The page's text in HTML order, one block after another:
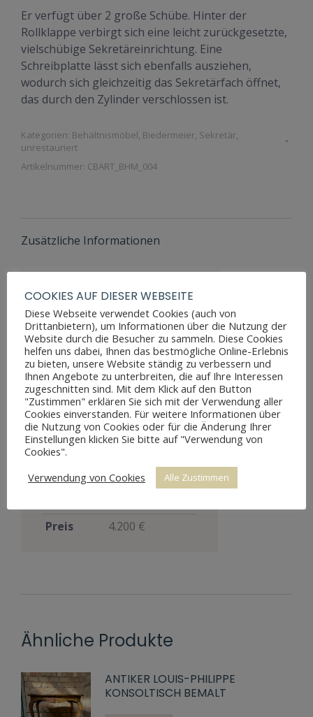
Er verfügt über 2 große Schübe. Hinter der
Rollklappe verbirgt sich eine leicht zurückgesetzte,
vielschübige Sekretäreinrichtung. Eine
Schreibplatte lässt sich ebenfalls ausziehen,
wodurch sich gleichzeitig das Sekretärfach öffnet,
das durch den Zylinder verschlossen ist.
Kategorien: Behältnismöbel, Biedermeier, Sekretär,
unrestauriert
Artikelnummer: CBART_BHM_004
Zusätzliche Informationen
Maße
Höhe
112 cm
Maße
Breite
61 cm
Maße
Tiefe
122 cm
Möbelart
Sekretär
Stil
Biedermeier
Zustand
in Ordnung,
leichte
Preis
4.200 €
Ähnliche Produkte
ANTIKER LOUIS-PHILIPPE
KONSOLTISCH BEMALT
COOKIES AUF DIESER WEBSEITE
Diese Webseite verwendet Cookies (auch von
Drittanbietern), um Informationen über die Nutzung der
Website durch die Besucher zu sammeln. Diese Cookies
helfen uns dabei, Ihnen das bestmögliche Online-Erlebnis
zu bieten, unsere Website ständig zu verbessern und
Ihnen Angebote zu unterbreiten, die auf Ihre Interessen
zugeschnitten sind. Mit dem Klick auf den Button
"Zustimmen" erklären Sie sich mit der Verwendung aller
Cookies einverstanden. Für weitere Informationen über
die Nutzung von Cookies oder für die Änderung Ihrer
Einstellungen klicken Sie bitte auf "Verwendung von
Cookies".
Verwendung von Cookies
Alle Zustimmen